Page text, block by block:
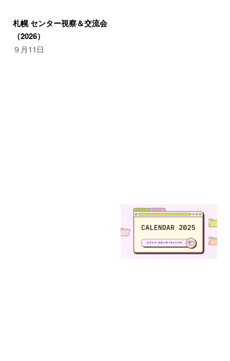
札幌 センター視察＆交流会
（2026）
９月11日